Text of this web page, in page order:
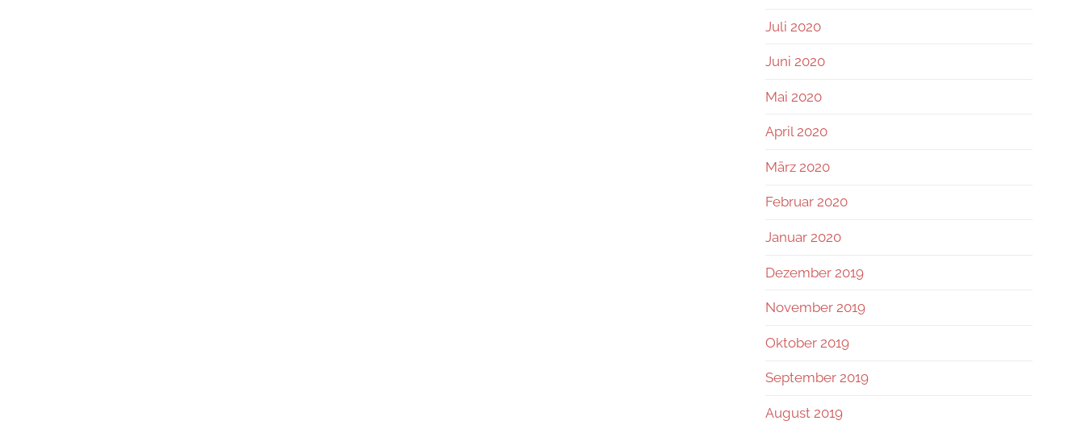
Juli 2020
Juni 2020
Mai 2020
April 2020
März 2020
Februar 2020
Januar 2020
Dezember 2019
November 2019
Oktober 2019
September 2019
August 2019